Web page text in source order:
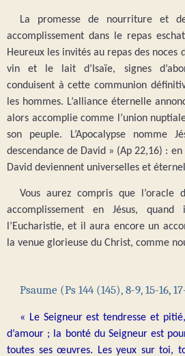
La promesse de nourriture et
accomplissement dans le repas
Heureux les invités au repas des noces
vin et le lait d’Isaïe, signes
conduisent à cette communion
les hommes. L’alliance éternelle
alors accomplie comme l’union
son peuple. L’Apocalypse
descendance de David » (Ap 22,16) :
David deviennent universelles et
Vous aurez compris que l’oracle
accomplissement en Jésus,
l’Eucharistie, et il aura encore un
la venue glorieuse du Christ, comme
Psaume (Ps 144 (145), 8-9, 15-16,
« Le Seigneur est tendresse et
d’amour ; la bonté du Seigneur est
toutes ses œuvres. Les yeux sur toi,